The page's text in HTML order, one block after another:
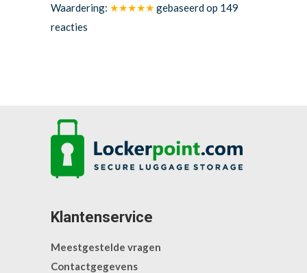
Waardering: ★★★★★ gebaseerd op 149
reacties
Klantenservice
Meestgestelde vragen
Contactgegevens